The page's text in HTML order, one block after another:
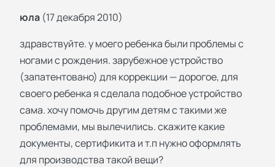
юла (17 декабря 2010)
здравствуйте. у моего ребенка были проблемы с
ногами с рождения. зарубежное устройство
(запатентовано) для коррекции — дорогое, для
своего ребенка я сделала подобное устройство
сама. хочу помочь другим детям с такими же
проблемами, мы вылечились. скажите какие
документы, сертификита и т.п нужно оформлять
для производства такой вещи?